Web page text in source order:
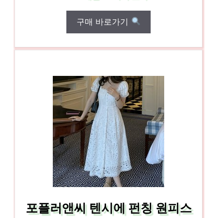
구매 바로가기
포플러앤씨 텐시에 펀칭 원피스